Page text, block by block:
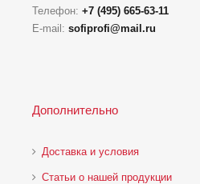
Телефон: +7 (495) 665-63-11
E-mail: sofiprofi@mail.ru
Дополнительно
Доставка и условия
Статьи о нашей продукции